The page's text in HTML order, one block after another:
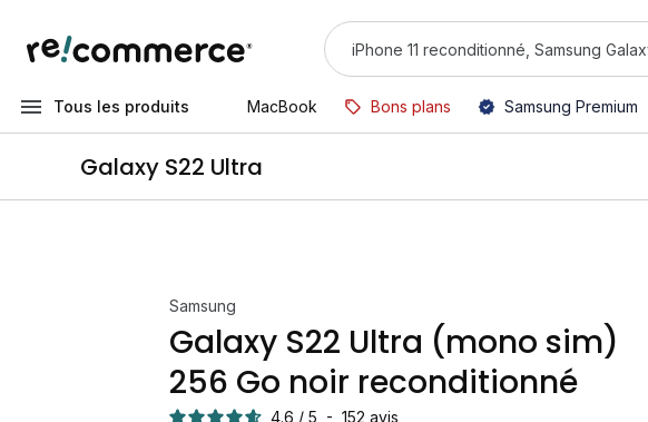
Tous les produits MacBook Bons plans Samsung Premium
Galaxy S22 Ultra
Samsung
Galaxy S22 Ultra (mono sim)
256 Go noir reconditionné
4.6 / 5 - 152 avis